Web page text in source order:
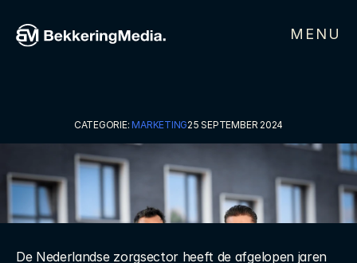
MENU
CATEGORIE: MARKETING25 SEPTEMBER 2024
De Nederlandse zorgsector heeft de afgelopen jaren